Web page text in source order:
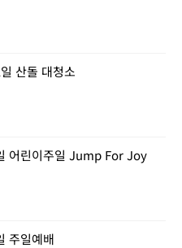
산돌 대청소
어린이주일 Jump For Joy
주일예배